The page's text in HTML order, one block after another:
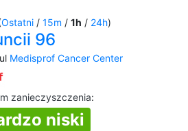
Ostatni/ 15m / 1h / 24h)
96
Medisprof Cancer Center
zanieczyszczenia:
niski